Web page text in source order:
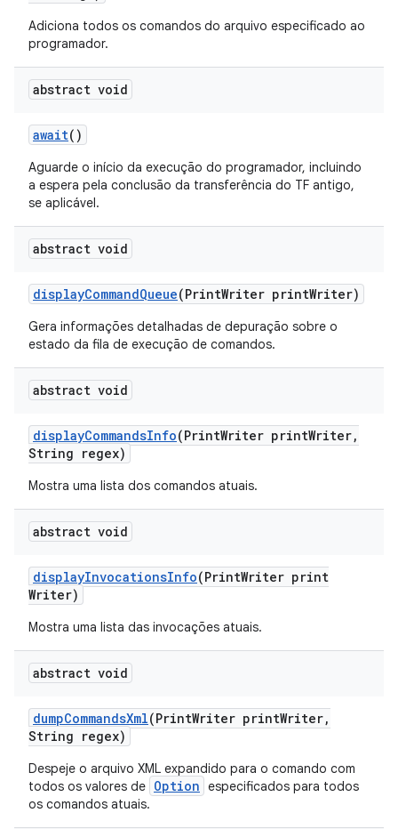
Adiciona todos os comandos do arquivo especificado ao
programador.
abstract void
await()
Aguarde o início da execução do programador, incluindo
a espera pela conclusão da transferência do TF antigo,
se aplicável.
abstract void
displayCommandQueue(PrintWriter printWriter)
Gera informações detalhadas de depuração sobre o
estado da fila de execução de comandos.
abstract void
displayCommandsInfo(PrintWriter printWriter,
String regex)
Mostra uma lista dos comandos atuais.
abstract void
displayInvocationsInfo(PrintWriter print
Writer)
Mostra uma lista das invocações atuais.
abstract void
dumpCommandsXml(PrintWriter printWriter,
String regex)
Despeje o arquivo XML expandido para o comando com
todos os valores de Option especificados para todos
os comandos atuais.